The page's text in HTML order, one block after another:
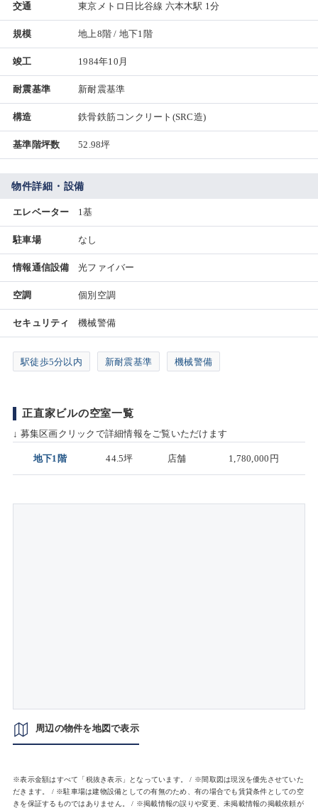
交通 東京メトロ日比谷線 六本木駅 1分
規模 地上8階 / 地下1階
竣工 1984年10月
耐震基準 新耐震基準
構造 鉄骨鉄筋コンクリート(SRC造)
基準階坪数 52.98坪
物件詳細・設備
エレベーター 1基
駐車場 なし
情報通信設備 光ファイバー
空調 個別空調
セキュリティ 機械警備
駅徒歩5分以内 新耐震基準 機械警備
正直家ビルの空室一覧
↓ 募集区画クリックで詳細情報をご覧いただけます
地下1階 44.5坪 店舗 1,780,000円
周辺の物件を地図で表示
※表示金額はすべて「税抜き表示」となっています。 / ※間取図は現況を優先させていた
だきます。 / ※駐車場は建物設備としての有無のため、有の場合でも賃貸条件としての空
きを保証するものではありません。 / ※掲載情報の誤りや変更、未掲載情報の掲載依頼が